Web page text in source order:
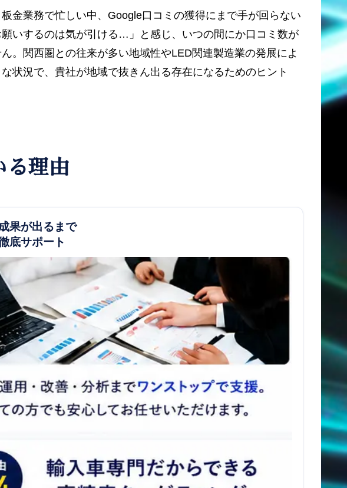
金業務で忙しい中、Google口コミの獲得にまで手が回らない
いするのは気が引ける…」と感じ、いつの間にか口コミ数が
。関西圏との往来が多い地域性やLED関連製造業の発展によ
状況で、貴社が地域で抜きん出る存在になるためのヒント
る理由
果が出るまで
底サポート